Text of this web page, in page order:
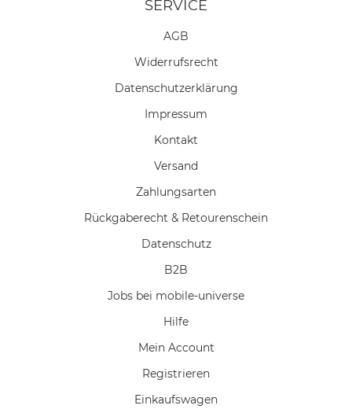
SERVICE
AGB
Widerrufs­recht
Daten­schutz­erklärung
Impressum
Kontakt
Versand
Zahlungsarten
Rückgaberecht & Retourenschein
Datenschutz
B2B
Jobs bei mobile-universe
Hilfe
Mein Account
Registrieren
Einkaufswagen